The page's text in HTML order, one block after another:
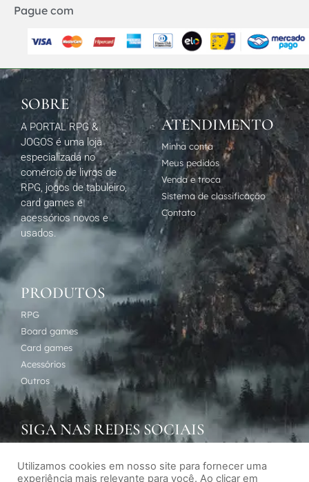
Pague com
SOBRE
A PORTAL RPG &
JOGOS é uma loja
especializada no
comércio de livros de
RPG, jogos de tabuleiro,
card games e
acessórios novos e
usados.
ATENDIMENTO
Minha conta
Meus pedidos
Venda e troca
Sistema de classificação
Contato
PRODUTOS
RPG
Board games
Card games
Acessórios
Outros
SIGA NAS REDES SOCIAIS
Utilizamos cookies em nosso site para fornecer uma
experiência mais relevante para você. Ao clicar em